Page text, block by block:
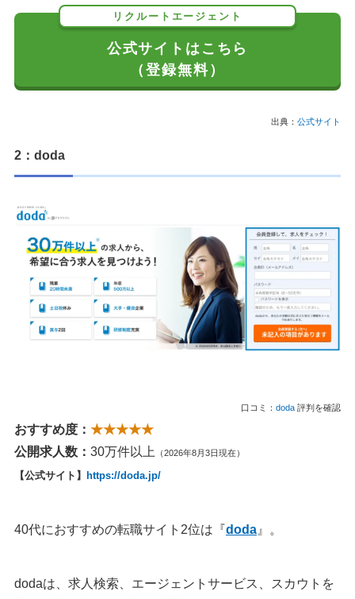
リクルートエージェント
公式サイトはこちら
（登録無料）
出典： 公式サイト
2：doda
口コミ： doda 評判を確認
おすすめ度： ★★★★★
公開求人数： 30万件以上 （2026年8月3日現在）
【公式サイト】 https://doda.jp/
40代におすすめの転職サイト2位は『doda 』。
dodaは、求人検索、エージェントサービス、スカウトを